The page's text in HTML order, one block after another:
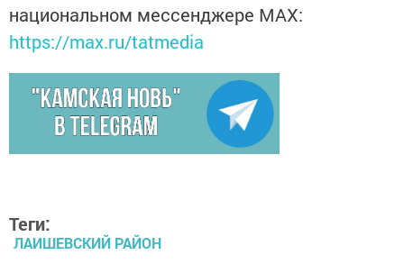
национальном мессенджере MАХ:
https://max.ru/tatmedia
Теги:
ЛАИШЕВСКИЙ РАЙОН